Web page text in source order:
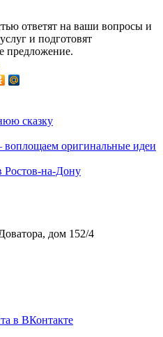
ответят на ваши вопросы и
и подготовят
предложение.
сказку
воплощаем оригинальные идеи
Ростов-на-Дону
дом 152/4
в ВКонтакте